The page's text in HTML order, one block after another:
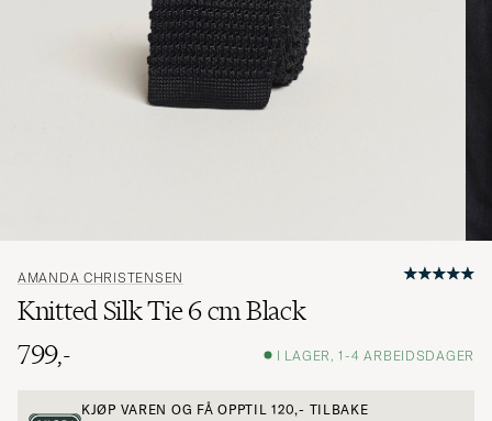
AMANDA CHRISTENSEN
Knitted Silk Tie 6 cm Black
799,-
I LAGER, 1-4 ARBEIDSDAGER
KJØP VAREN OG FÅ OPPTIL120,- TILBAKE